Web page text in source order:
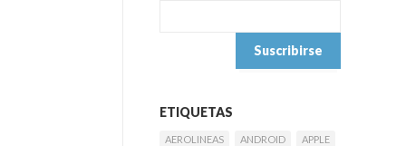
ETIQUETAS
AEROLINEAS ANDROID
APPLE